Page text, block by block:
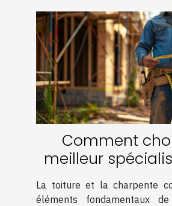
Comment
meilleur
votre
La toiture et la charpente
éléments fondamentaux